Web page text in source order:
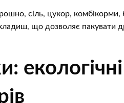
сіль, цукор, комбікорми,
що дозволяє пакувати